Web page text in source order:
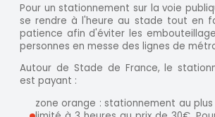
Pour un stationnement sur la voie
se rendre à l'heure au stade tout en
patience afin d'éviter les
personnes en messe des lignes de
Autour de Stade de France, le
est payant :
zone orange : stationnement au